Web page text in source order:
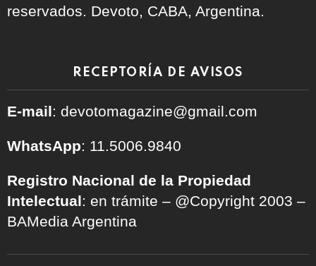
reservados. Devoto, CABA, Argentina.
RECEPTORÍA DE AVISOS
E-mail: devotomagazine@gmail.com
WhatsApp: 11.5006.9840
Registro Nacional de la Propiedad
Intelectual: en trámite – @Copyright 2003 –
BAMedia Argentina